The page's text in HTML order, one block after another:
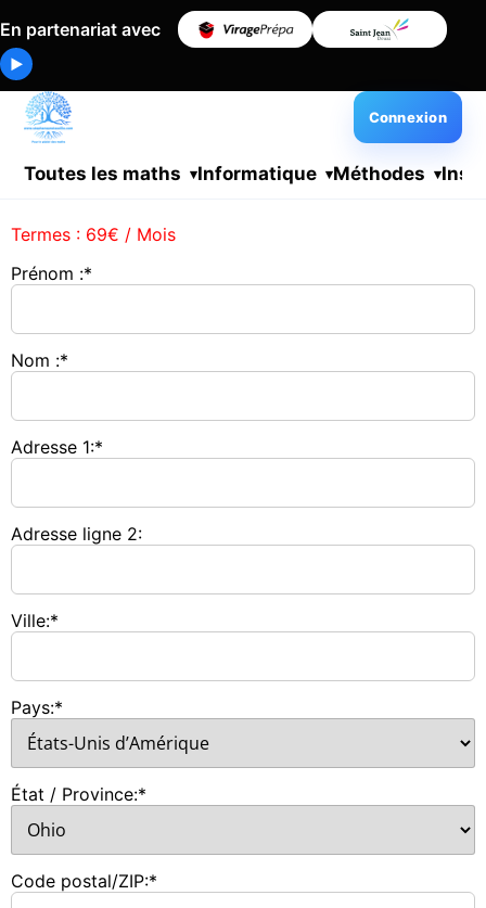
En partenariat avec
▶
Toutes les maths Informatique Méthodes
Connexion
Termes : 69€ / Mois
Prénom :*
Nom :*
Adresse 1:*
Adresse ligne 2:
Ville:*
Pays:*
État / Province:*
Code postal/ZIP:*